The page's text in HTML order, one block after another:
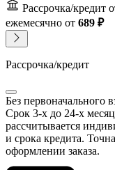
Рассрочка/кредит
ежемесячно от 689 ₽
Рассрочка/кредит
Без первоначального
Срок 3-х до 24-х
рассчитывается
и срока кредита.
оформлении заказа.